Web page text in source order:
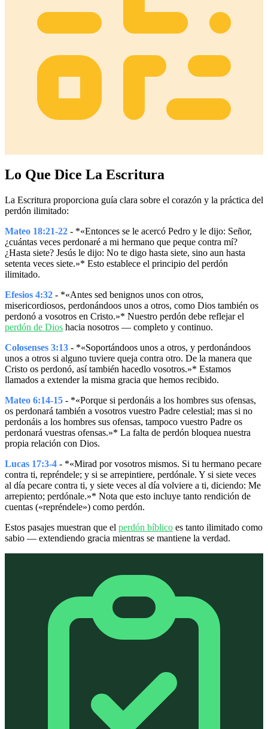
Lo Que Dice La Escritura
La Escritura proporciona guía clara sobre el corazón y la práctica del
perdón ilimitado:
Mateo 18:21-22 - *«Entonces se le acercó Pedro y le dijo: Señor,
¿cuántas veces perdonaré a mi hermano que peque contra mí?
¿Hasta siete? Jesús le dijo: No te digo hasta siete, sino aun hasta
setenta veces siete.»* Esto establece el principio del perdón
ilimitado.
Efesios 4:32 - *«Antes sed benignos unos con otros,
misericordiosos, perdonándoos unos a otros, como Dios también os
perdonó a vosotros en Cristo.»* Nuestro perdón debe reflejar el
perdón de Dios hacia nosotros — completo y continuo.
Colosenses 3:13 - *«Soportándoos unos a otros, y perdonándoos
unos a otros si alguno tuviere queja contra otro. De la manera que
Cristo os perdonó, así también hacedlo vosotros.»* Estamos
llamados a extender la misma gracia que hemos recibido.
Mateo 6:14-15 - *«Porque si perdonáis a los hombres sus ofensas,
os perdonará también a vosotros vuestro Padre celestial; mas si no
perdonáis a los hombres sus ofensas, tampoco vuestro Padre os
perdonará vuestras ofensas.»* La falta de perdón bloquea nuestra
propia relación con Dios.
Lucas 17:3-4 - *«Mirad por vosotros mismos. Si tu hermano pecare
contra ti, repréndele; y si se arrepintiere, perdónale. Y si siete veces
al día pecare contra ti, y siete veces al día volviere a ti, diciendo: Me
arrepiento; perdónale.»* Nota que esto incluye tanto rendición de
cuentas («repréndele») como perdón.
Estos pasajes muestran que el perdón bíblico es tanto ilimitado como
sabio — extendiendo gracia mientras se mantiene la verdad.